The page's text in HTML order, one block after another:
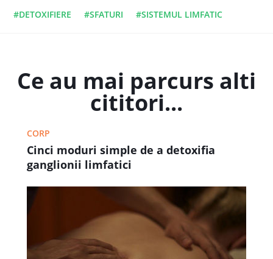
#DETOXIFIERE #SFATURI #SISTEMUL LIMFATIC
Ce au mai parcurs alti
cititori...
CORP
Cinci moduri simple de a detoxifia
ganglionii limfatici